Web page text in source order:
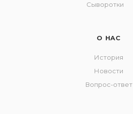
Сыворотки
О НАС
История
Новости
Вопрос-ответ